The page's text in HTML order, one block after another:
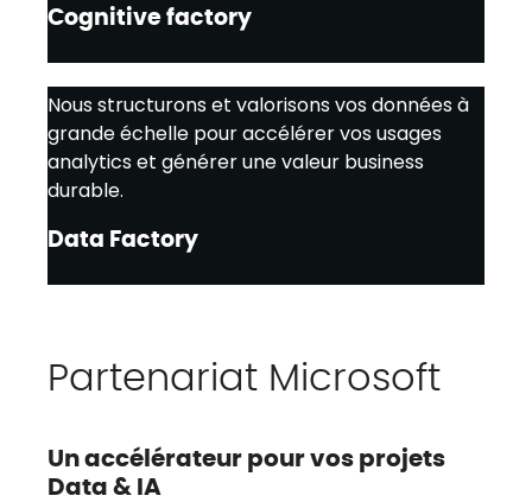
Cognitive factory
Data Factory
Nous structurons et valorisons vos données à
grande échelle pour accélérer vos usages
analytics et générer une valeur business
durable.
Partenariat Microsoft
Un accélérateur pour vos projets
Data & IA